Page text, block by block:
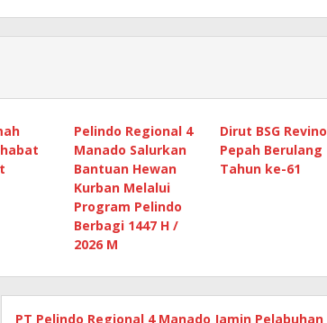
Pelindo Regional 4
Manado Salurkan
Bantuan Hewan
Kurban Melalui
Program Pelindo
Berbagi 1447 H /
2026 M
Dirut BSG Revino
Pepah Berulang
Tahun ke-61
PT Pelindo Regional 4 Manado Jamin Pelabuhan